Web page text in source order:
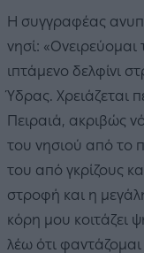
Η συγγραφέας
νησί: «Ονειρεύομαι
ιπτάμενο δελφίνι
Ύδρας. Χρειάζεται
Πειραιά, ακριβώς
του νησιού από το
του από γκρίζους
στροφή και η
κόρη μου κοιτάζει
λέω ότι